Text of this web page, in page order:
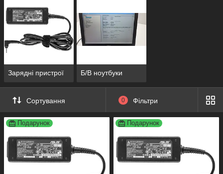
Зарядні пристрої Б/В ноутбуки
Сортування 0 Фільтри
Подарунок Подарунок